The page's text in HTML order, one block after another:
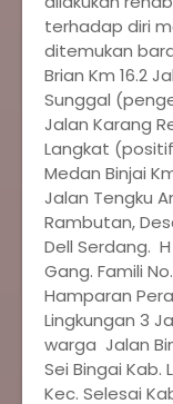
terhadap diri
ditemukan
Brian Km 16.2
Sunggal
Jalan Karang
Langkat
Medan Binjai
Jalan Tengku
Rambutan,
Dell Serdang.
Gang. Famili
Hamparan
Lingkungan 3
warga Jalan
Sei Bingai Kab.
Kec. Selesai